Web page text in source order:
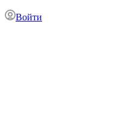
Войти